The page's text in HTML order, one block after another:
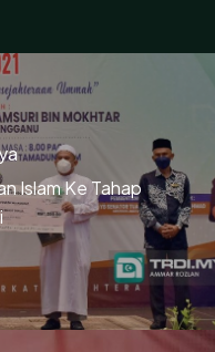
Islam Ke Tahap